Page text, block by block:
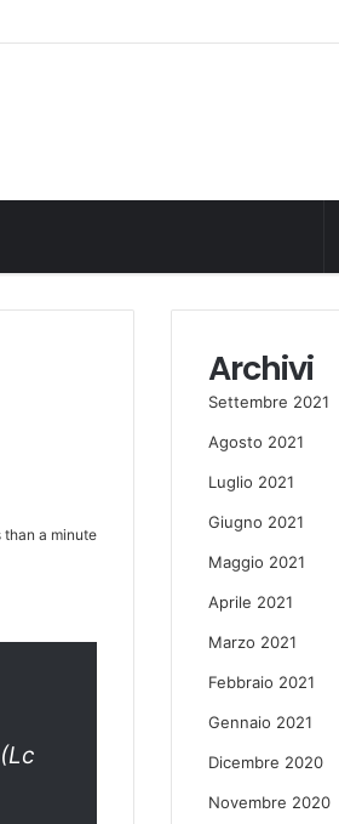
than a minute
Archivi
Settembre 2021
Agosto 2021
Luglio 2021
Giugno 2021
Maggio 2021
Aprile 2021
Marzo 2021
Febbraio 2021
Gennaio 2021
Dicembre 2020
Novembre 2020